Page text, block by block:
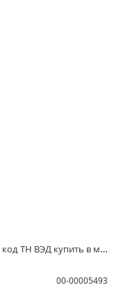
Вафельное полотно отбеленное 200гр., код ТН ВЭД купить в магазинах Белово и Ленинск Кузнецком
00-00005493